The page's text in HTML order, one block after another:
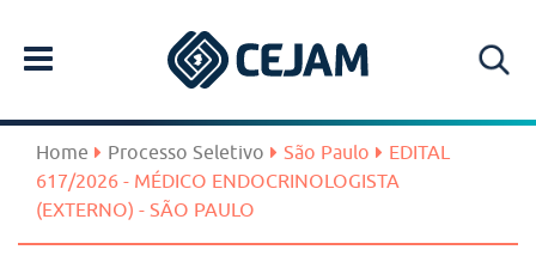
Home Processo Seletivo São Paulo
EDITAL
617/2026 - MÉDICO ENDOCRINOLOGISTA
(EXTERNO) - SÃO PAULO